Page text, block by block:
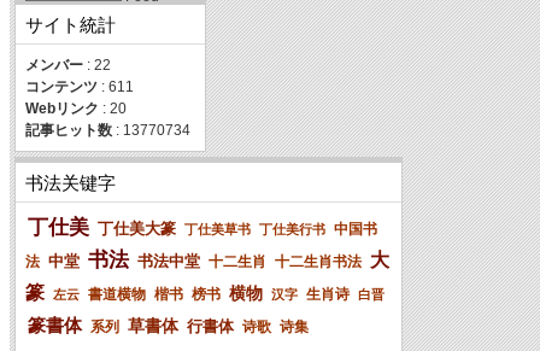
サイト統計
メンバー : 22
コンテンツ : 611
Webリンク : 20
記事ヒット数 : 13770734
书法关键字
丁仕美 丁仕美大篆 丁仕美草书 丁仕美行书 中国书
法 中堂 书法 书法中堂 十二生肖 十二生肖书法 大
篆 左云 書道横物 楷书 榜书 横物 汉字 生肖诗 白晋
篆書体 系列 草書体 行書体 诗歌 诗集